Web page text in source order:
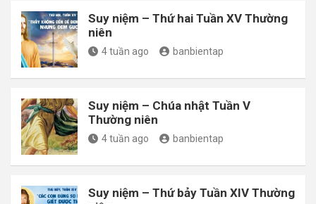
Suy niệm – Thứ hai Tuần XV Thường
niên
4 tuần ago banbientap
Suy niệm – Chúa nhật Tuần V
Thường niên
4 tuần ago banbientap
Suy niệm – Thứ bảy Tuần XIV Thường